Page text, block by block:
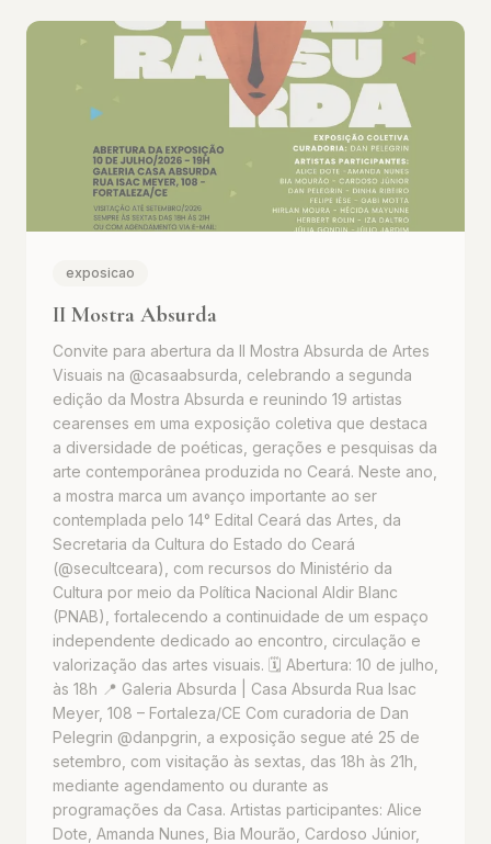
exposicao
II Mostra Absurda
Convite para abertura da II Mostra Absurda de Artes
Visuais na @casaabsurda, celebrando a segunda
edição da Mostra Absurda e reunindo 19 artistas
cearenses em uma exposição coletiva que destaca
a diversidade de poéticas, gerações e pesquisas da
arte contemporânea produzida no Ceará. Neste ano,
a mostra marca um avanço importante ao ser
contemplada pelo 14° Edital Ceará das Artes, da
Secretaria da Cultura do Estado do Ceará
(@secultceara), com recursos do Ministério da
Cultura por meio da Política Nacional Aldir Blanc
(PNAB), fortalecendo a continuidade de um espaço
independente dedicado ao encontro, circulação e
valorização das artes visuais. 🗓️ Abertura: 10 de julho,
às 18h 📍 Galeria Absurda | Casa Absurda Rua Isac
Meyer, 108 – Fortaleza/CE Com curadoria de Dan
Pelegrin @danpgrin, a exposição segue até 25 de
setembro, com visitação às sextas, das 18h às 21h,
mediante agendamento ou durante as
programações da Casa. Artistas participantes: Alice
Dote, Amanda Nunes, Bia Mourão, Cardoso Júnior,